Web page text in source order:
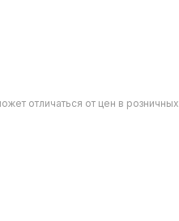
отличаться от цен в розничных